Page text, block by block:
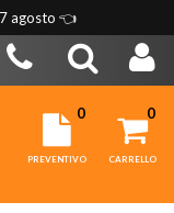
agosto 👈
0
PREVENTIVO
0
CARRELLO